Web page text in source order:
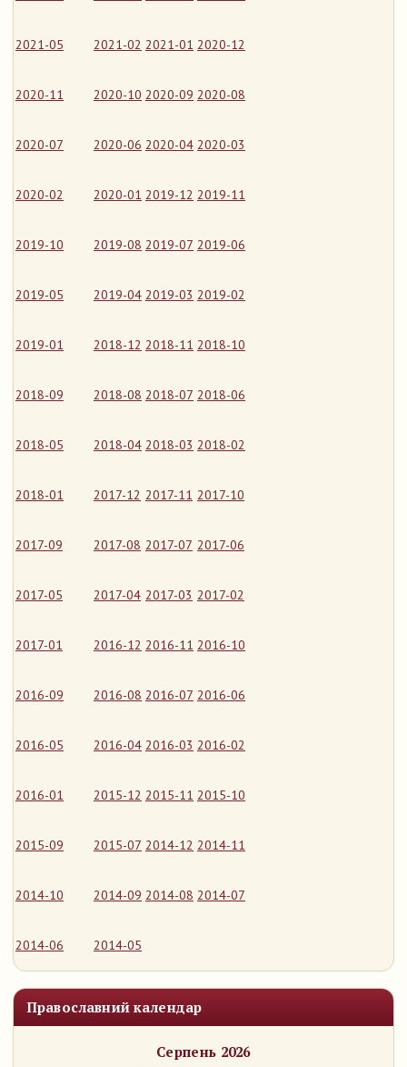
2021-05 2021-02 2021-01 2020-12
2020-11 2020-10 2020-09 2020-08
2020-07 2020-06 2020-04 2020-03
2020-02 2020-01 2019-12 2019-11
2019-10 2019-08 2019-07 2019-06
2019-05 2019-04 2019-03 2019-02
2019-01 2018-12 2018-11 2018-10
2018-09 2018-08 2018-07 2018-06
2018-05 2018-04 2018-03 2018-02
2018-01 2017-12 2017-11 2017-10
2017-09 2017-08 2017-07 2017-06
2017-05 2017-04 2017-03 2017-02
2017-01 2016-12 2016-11 2016-10
2016-09 2016-08 2016-07 2016-06
2016-05 2016-04 2016-03 2016-02
2016-01 2015-12 2015-11 2015-10
2015-09 2015-07 2014-12 2014-11
2014-10 2014-09 2014-08 2014-07
2014-06 2014-05
Православний календар
Серпень 2026